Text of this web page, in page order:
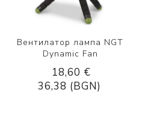
Вентилатор лампа NGT
Dynamic Fan
18,60 €
36,38 (BGN)